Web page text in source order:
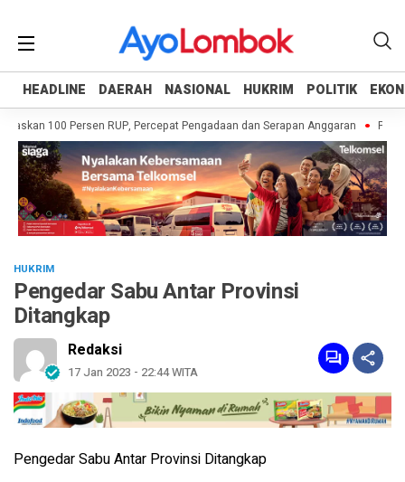
HEADLINE DAERAH NASIONAL HUKRIM POLITIK
HEADLINE DAERAH NASIONAL HUKRIM POLITIK
100 Persen RUP, Percepat Pengadaan dan Serapan Anggaran
HUKRIM
Pengedar Sabu Antar Provinsi
Ditangkap
Redaksi
17 Jan 2023 - 22:44 WITA
Pengedar Sabu Antar Provinsi Ditangkap